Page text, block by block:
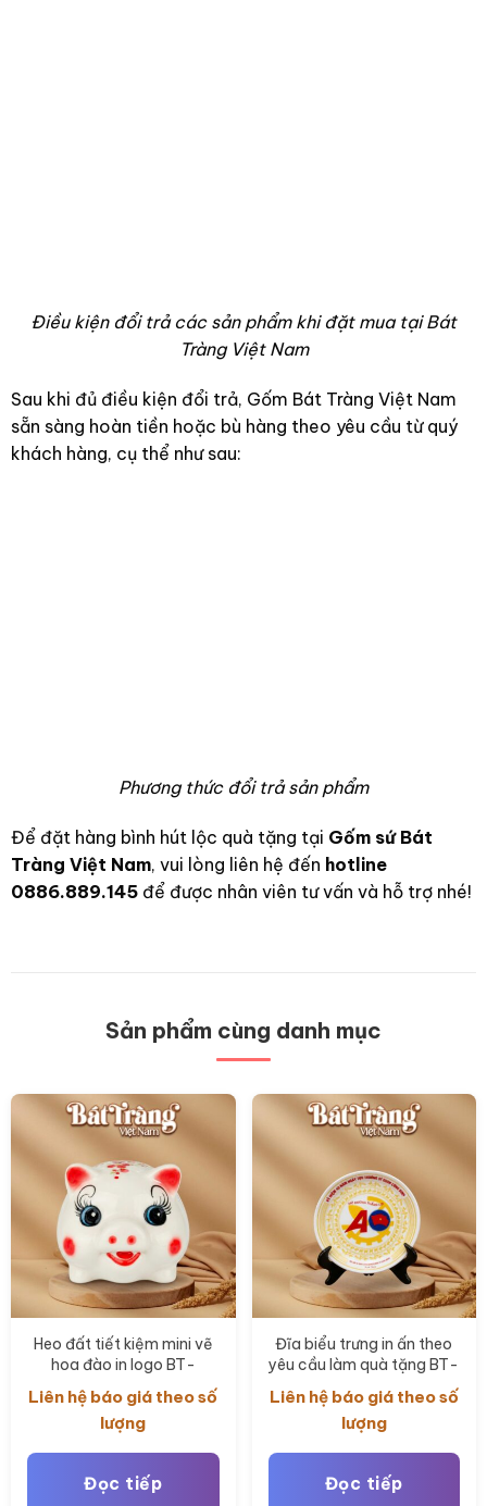
Điều kiện đổi trả các sản phẩm khi đặt mua tại Bát
Tràng Việt Nam
Sau khi đủ điều kiện đổi trả, Gốm Bát Tràng Việt Nam
sẵn sàng hoàn tiền hoặc bù hàng theo yêu cầu từ quý
khách hàng, cụ thể như sau:
Phương thức đổi trả sản phẩm
Để đặt hàng bình hút lộc quà tặng tại Gốm sứ Bát
Tràng Việt Nam, vui lòng liên hệ đến hotline
0886.889.145để được nhân viên tư vấn và hỗ trợ nhé!
Sản phẩm cùng danh mục
Heo đất tiết kiệm mini vẽ
hoa đào in logo BT-
QT125
Liên hệ báo giá theo số
lượng
Đọc tiếp
Đĩa biểu trưng in ấn theo
yêu cầu làm quà tặng BT-
QT126
Liên hệ báo giá theo số
lượng
Đọc tiếp